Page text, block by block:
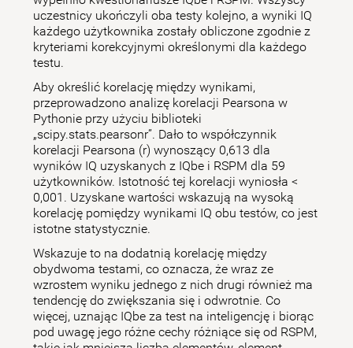
uczestnicy ukończyli oba testy kolejno, a wyniki IQ
każdego użytkownika zostały obliczone zgodnie z
kryteriami korekcyjnymi określonymi dla każdego
testu.
Aby określić korelację między wynikami,
przeprowadzono analizę korelacji Pearsona w
Pythonie przy użyciu biblioteki
„scipy.stats.pearsonr”. Dało to współczynnik
korelacji Pearsona (r) wynoszący 0,613 dla
wyników IQ uzyskanych z IQbe i RSPM dla 59
użytkowników. Istotność tej korelacji wyniosła <
0,001. Uzyskane wartości wskazują na wysoką
korelację pomiędzy wynikami IQ obu testów, co jest
istotne statystycznie.
Wskazuje to na dodatnią korelację między
obydwoma testami, co oznacza, że wraz ze
wzrostem wyniku jednego z nich drugi również ma
tendencję do zwiększania się i odwrotnie. Co
więcej, uznając IQbe za test na inteligencję i biorąc
pod uwagę jego różne cechy różniące się od RSPM,